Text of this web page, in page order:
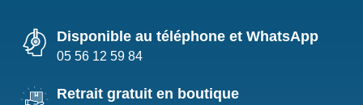
Disponible au téléphone et WhatsApp
05 56 12 59 84
Retrait gratuit en boutique